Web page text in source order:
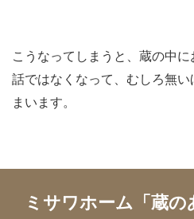
こうなってしまうと、蔵の中
話ではなくなって、むしろ無
まいます。
ミサワホーム「蔵